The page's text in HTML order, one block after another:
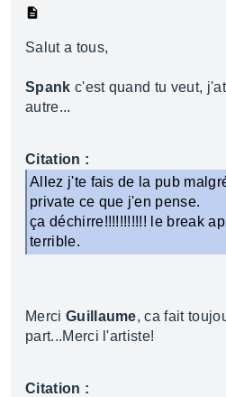
Salut a tous,
Spank c'est quand tu veut,
autre...
Citation :
Allez j'te fais de la pub
private ce que j'en pense.
ça déchirre!!!!!!!!!!! le break
terrible.
Merci Guillaume, ca fait
part...Merci l'artiste!
Citation :